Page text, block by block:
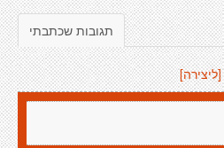
תגובות שכתבתי
[ליצירה]